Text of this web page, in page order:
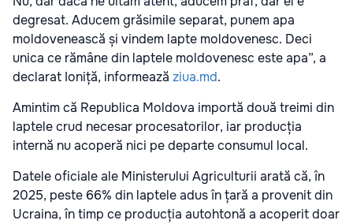
degresat. Aducem grăsimile separat, punem apa
moldovenească și vindem lapte moldovenesc. Deci
unica ce rămâne din laptele moldovenesc este apa”, a
declarat Ioniță, informează ziua.md.
Amintim că Republica Moldova importă două treimi din
laptele crud necesar procesatorilor, iar producția
internă nu acoperă nici pe departe consumul local.
Datele oficiale ale Ministerului Agriculturii arată că, în
2025, peste 66% din laptele adus în țară a provenit din
Ucraina, în timp ce producția autohtonă a acoperit doar